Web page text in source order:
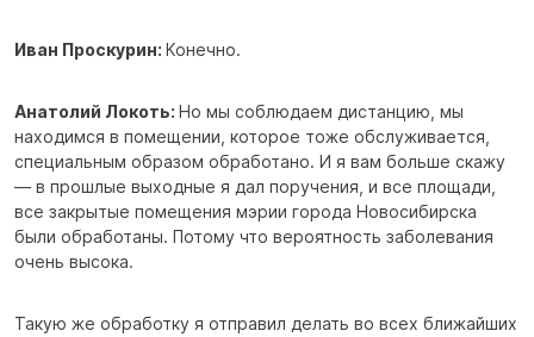
Иван Проскурин: Конечно.
Анатолий Локоть: Но мы соблюдаем дистанцию, мы
находимся в помещении, которое тоже обслуживается,
специальным образом обработано. И я вам больше скажу
— в прошлые выходные я дал поручения, и все площади,
все закрытые помещения мэрии города Новосибирска
были обработаны. Потому что вероятность заболевания
очень высока.
Такую же обработку я отправил делать во всех ближайших